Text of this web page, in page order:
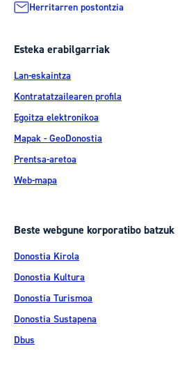
Herritarren postontzia
Esteka erabilgarriak
Lan-eskaintza
Kontratatzailearen profila
Egoitza elektronikoa
Mapak - GeoDonostia
Prentsa-aretoa
Web-mapa
Beste webgune korporatibo batzuk
Donostia Kirola
Donostia Kultura
Donostia Turismoa
Donostia Sustapena
Dbus